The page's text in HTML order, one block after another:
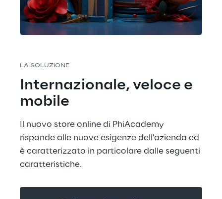
LA SOLUZIONE
Internazionale, veloce e
mobile
Il nuovo store online di PhiAcademy
risponde alle nuove esigenze dell'azienda ed
è caratterizzato in particolare dalle seguenti
caratteristiche.